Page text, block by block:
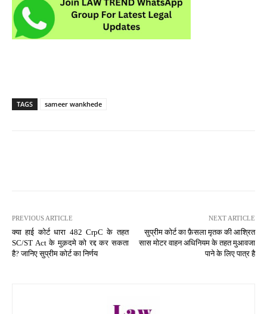
TAGS sameer wankhede
PREVIOUS ARTICLE
क्या हाई कोर्ट धारा 482 CrpC के तहत
SC/ST Act के मुक़दमे को रद्द कर सकता
है? जानिए सुप्रीम कोर्ट का निर्णय
NEXT ARTICLE
सुप्रीम कोर्ट का फ़ैसला मृतक की आश्रित
सास मोटर वाहन अधिनियम के तहत मुआवजा
पाने के लिए पात्र है